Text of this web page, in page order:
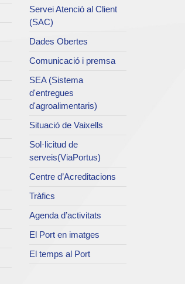
Servei Atenció al Client
(SAC)
Dades Obertes
Comunicació i premsa
SEA (Sistema
d'entregues
d'agroalimentaris)
Situació de Vaixells
Sol·licitud de
serveis(ViaPortus)
Centre d’Acreditacions
Tràfics
Agenda d’activitats
El Port en imatges
El temps al Port